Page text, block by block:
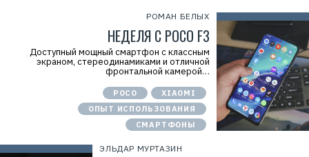
РОМАН БЕЛЫХ
НЕДЕЛЯ С POCO F3
Доступный мощный смартфон с классным
экраном, стереодинамиками и отличной
фронтальной камерой…
POCO
XIAOMI
ОПЫТ ИСПОЛЬЗОВАНИЯ
СМАРТФОНЫ
ЭЛЬДАР МУРТАЗИН